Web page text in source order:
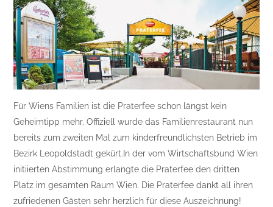
Für Wiens Familien ist die Praterfee schon längst kein
Geheimtipp mehr. Offiziell wurde das Familienrestaurant nun
bereits zum zweiten Mal zum kinderfreundlichsten Betrieb im
Bezirk Leopoldstadt gekürt.In der vom Wirtschaftsbund Wien
initiierten Abstimmung erlangte die Praterfee den dritten
Platz im gesamten Raum Wien. Die Praterfee dankt all ihren
zufriedenen Gästen sehr herzlich für diese Auszeichnung!